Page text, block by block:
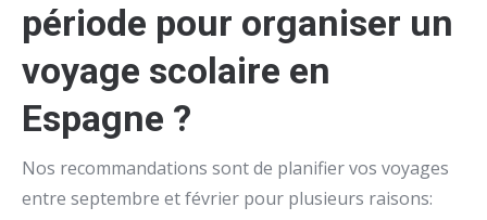
période pour organiser un
voyage scolaire en
Espagne ?
Nos recommandations sont de planifier vos voyages
entre septembre et février pour plusieurs raisons: